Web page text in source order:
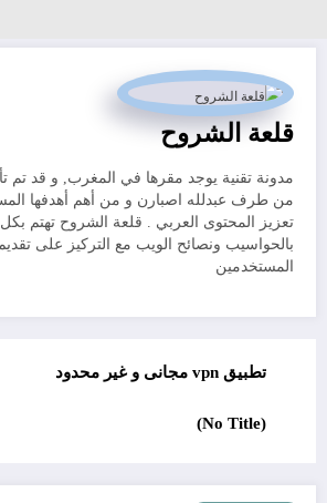
قلعة الشروح
من طرف عبدلله اصبارن و من أهم أهدفها
تعزيز المحتوى العربي . قلعة الشروح تهتم بكل
بالحواسيب ونصائح الويب مع التركيز على
المستخدمين
تطبيق vpn مجانى و غير محدود
(No Title)